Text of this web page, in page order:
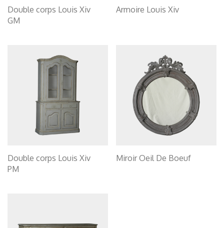
Double corps Louis Xiv
GM
Armoire Louis Xiv
Double corps Louis Xiv
PM
Miroir Oeil De Boeuf